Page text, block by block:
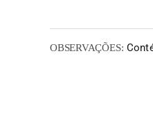
OBSERVAÇÕES: